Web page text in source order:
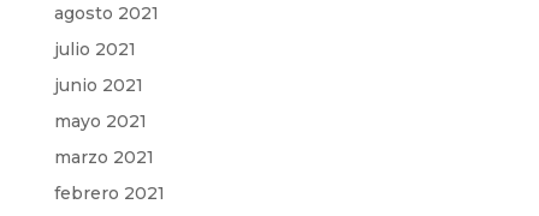
agosto 2021
julio 2021
junio 2021
mayo 2021
marzo 2021
febrero 2021